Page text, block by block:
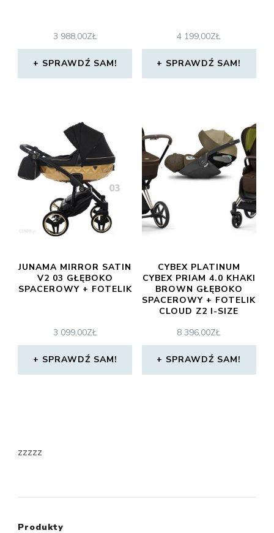
3 988,00ZŁ
SPRAWDŹ SAM!
4 199,00ZŁ
SPRAWDŹ SAM!
JUNAMA MIRROR SATIN
V2 03 GŁĘBOKO
SPACEROWY + FOTELIK
3 099,00ZŁ
SPRAWDŹ SAM!
CYBEX PLATINUM
CYBEX PRIAM 4.0 KHAKI
BROWN GŁĘBOKO
SPACEROWY + FOTELIK
CLOUD Z2 I-SIZE
8 396,00ZŁ
SPRAWDŹ SAM!
zzzzz
Produkty